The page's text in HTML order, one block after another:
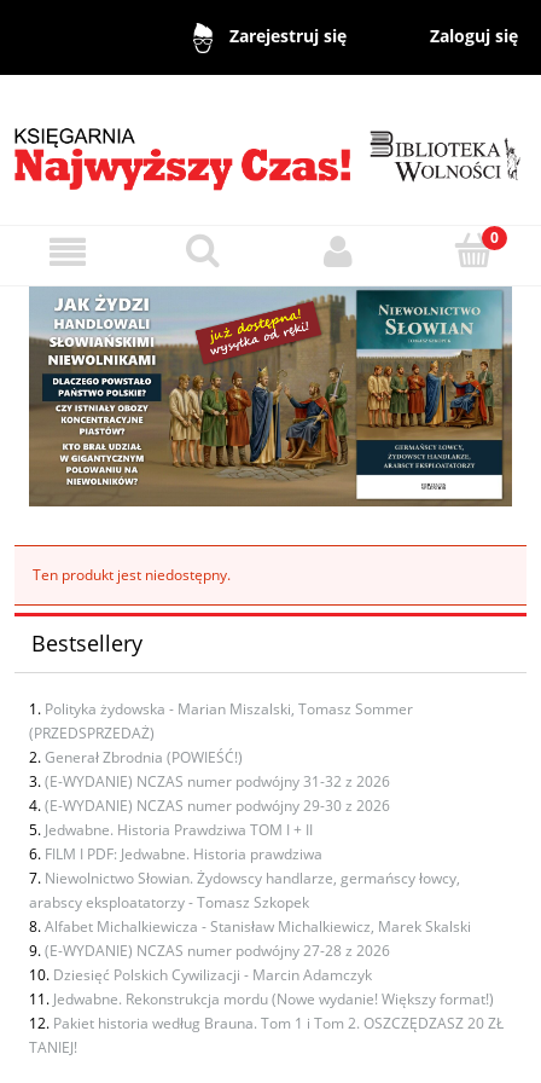
Zarejestruj się Zaloguj się
Ten produkt jest niedostępny.
Bestsellery
Polityka żydowska - Marian Miszalski, Tomasz Sommer
(PRZEDSPRZEDAŻ)
Generał Zbrodnia (POWIEŚĆ!)
(E-WYDANIE) NCZAS numer podwójny 31-32 z 2026
(E-WYDANIE) NCZAS numer podwójny 29-30 z 2026
Jedwabne. Historia Prawdziwa TOM I + II
FILM I PDF: Jedwabne. Historia prawdziwa
Niewolnictwo Słowian. Żydowscy handlarze, germańscy łowcy,
arabscy eksploatatorzy - Tomasz Szkopek
Alfabet Michalkiewicza - Stanisław Michalkiewicz, Marek Skalski
(E-WYDANIE) NCZAS numer podwójny 27-28 z 2026
Dziesięć Polskich Cywilizacji - Marcin Adamczyk
Jedwabne. Rekonstrukcja mordu (Nowe wydanie! Większy format!)
Pakiet historia według Brauna. Tom 1 i Tom 2. OSZCZĘDZASZ 20 ZŁ
TANIEJ!